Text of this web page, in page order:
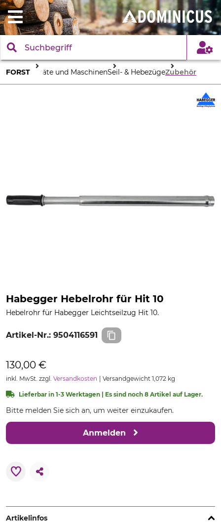
FORST Geräte und MaschinenSeil- & HebezügeZubehör
Habegger Hebelrohr für Hit 10
Hebelrohr für Habegger Leichtseilzug Hit 10.
Artikel-Nr.: 9504116591
130,00 €
inkl. MwSt. zzgl. Versandkosten Versandgewicht 1,072 kg
Lieferbar in 1-3 Werktagen | Es sind noch 8 Artikel auf Lager.
Bitte melden Sie sich an, um weiter einzukaufen.
Anmelden
Artikelinfos